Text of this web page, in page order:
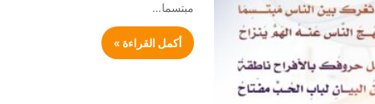
مبتسما…
أكمل القراءة »